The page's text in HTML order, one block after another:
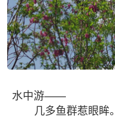
水中游——
几多鱼群惹眼眸。